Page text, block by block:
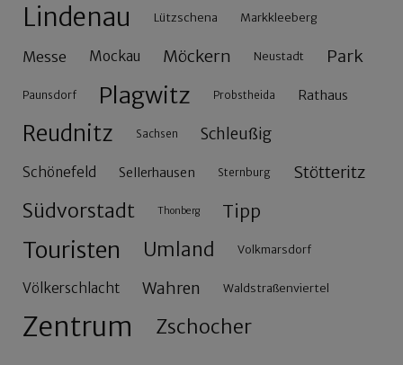
Lindenau Lützschena Markkleeberg
Messe Mockau Möckern Neustadt Park
Paunsdorf Plagwitz Probstheida Rathaus
Reudnitz Sachsen Schleußig
Schönefeld Sellerhausen Sternburg Stötteritz
Südvorstadt Thonberg Tipp
Touristen Umland Volkmarsdorf
Völkerschlacht Wahren Waldstraßenviertel
Zentrum Zschocher